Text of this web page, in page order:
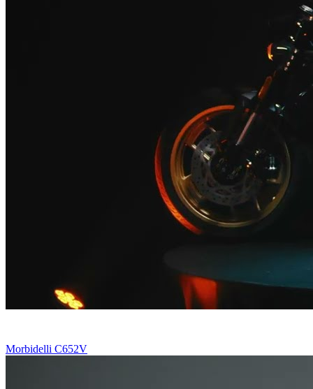
Morbidelli C652V